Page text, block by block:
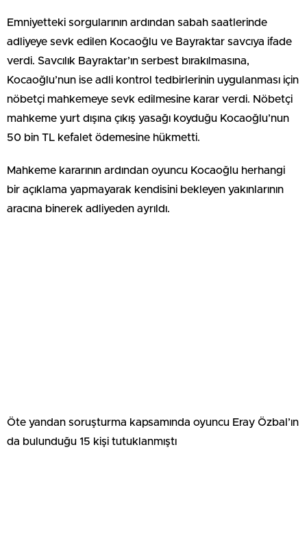
Emniyetteki sorgularının ardından sabah saatlerinde
adliyeye sevk edilen Kocaoğlu ve Bayraktar savcıya ifade
verdi. Savcılık Bayraktar’ın serbest bırakılmasına,
Kocaoğlu’nun ise adli kontrol tedbirlerinin uygulanması için
nöbetçi mahkemeye sevk edilmesine karar verdi. Nöbetçi
mahkeme yurt dışına çıkış yasağı koyduğu Kocaoğlu’nun
50 bin TL kefalet ödemesine hükmetti.
Mahkeme kararının ardından oyuncu Kocaoğlu herhangi
bir açıklama yapmayarak kendisini bekleyen yakınlarının
aracına binerek adliyeden ayrıldı.
Öte yandan soruşturma kapsamında oyuncu Eray Özbal’ın
da bulunduğu 15 kişi tutuklanmıştı